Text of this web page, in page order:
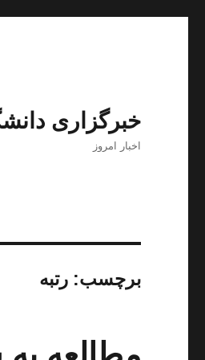
خبرگزاری
اخبار امروز
برچسب:رتبه